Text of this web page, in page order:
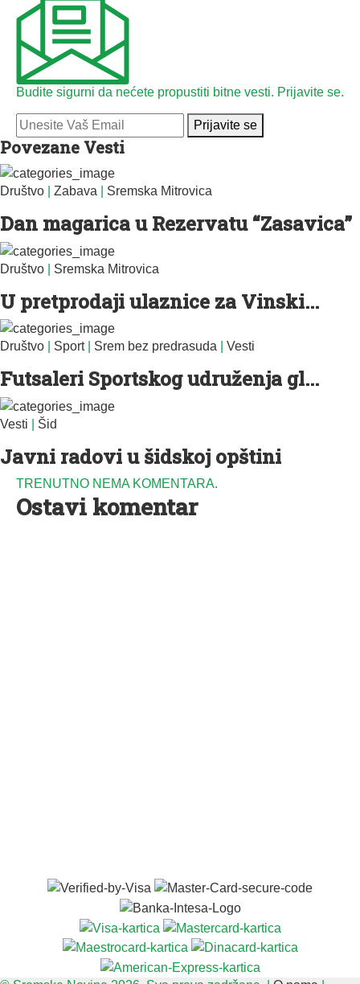
Budite sigurni da nećete propustiti bitne vesti. Prijavite se.
Prijavite se
Povezane Vesti
Društvo Zabava Sremska Mitrovica
Dan magarica u Rezervatu “Zasavica”
Društvo Sremska Mitrovica
U pretprodaji ulaznice za Vinski...
Društvo Sport| Srem bez predrasuda Vesti
Futsaleri Sportskog udruženja gl...
Vesti Šid
Javni radovi u šidskoj opštini
TRENUTNO NEMA KOMENTARA.
Ostavi komentar